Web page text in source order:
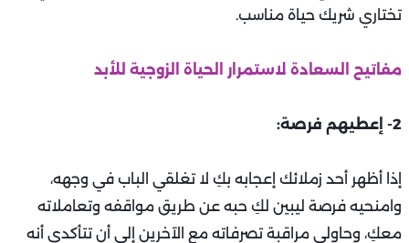
تختاري شريك حياة مناسب.
مفاتيح السعادة لاستمرار الحياة الزوجية للأبد
2- إعطيهم فرصة:
إذا أظهر أحد زملائك إعجابه بكِ لا تغلقي الباب في وجهه،
وامنحيه فرصة ليبين لكِ حبه عن طريق مواقفه وتعاملاته
معكِ، وحاولي مراقبة تصرفاته مع الآخرين إلى أن تتأكدي أنه